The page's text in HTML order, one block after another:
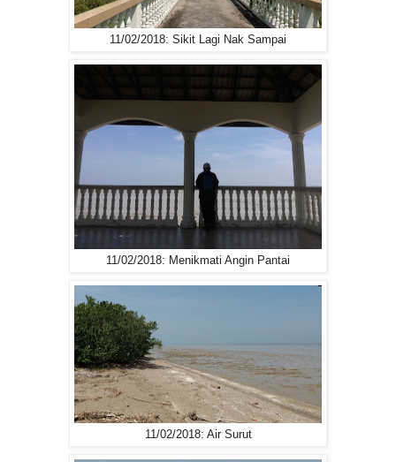
11/02/2018: Sikit Lagi Nak Sampai
11/02/2018: Menikmati Angin Pantai
11/02/2018: Air Surut